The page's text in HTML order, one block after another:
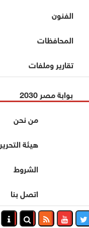
الفنون
المحافظات
تقارير وملفات
بوابة مصر 2030
من نحن
هيئة التحرير
الشروط
اتصل بنا